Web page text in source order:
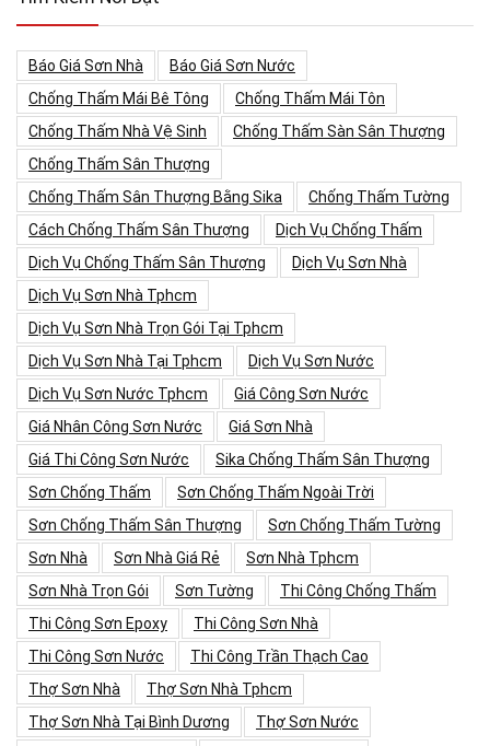
Báo Giá Sơn Nhà
Báo Giá Sơn Nước
Chống Thấm Mái Bê Tông
Chống Thấm Mái Tôn
Chống Thấm Nhà Vệ Sinh
Chống Thấm Sàn Sân Thượng
Chống Thấm Sân Thượng
Chống Thấm Sân Thượng Bằng Sika
Chống Thấm Tường
Cách Chống Thấm Sân Thượng
Dịch Vụ Chống Thấm
Dịch Vụ Chống Thấm Sân Thượng
Dịch Vụ Sơn Nhà
Dịch Vụ Sơn Nhà Tphcm
Dịch Vụ Sơn Nhà Trọn Gói Tại Tphcm
Dịch Vụ Sơn Nhà Tại Tphcm
Dịch Vụ Sơn Nước
Dịch Vụ Sơn Nước Tphcm
Giá Công Sơn Nước
Giá Nhân Công Sơn Nước
Giá Sơn Nhà
Giá Thi Công Sơn Nước
Sika Chống Thấm Sân Thượng
Sơn Chống Thấm
Sơn Chống Thấm Ngoài Trời
Sơn Chống Thấm Sân Thượng
Sơn Chống Thấm Tường
Sơn Nhà
Sơn Nhà Giá Rẻ
Sơn Nhà Tphcm
Sơn Nhà Trọn Gói
Sơn Tường
Thi Công Chống Thấm
Thi Công Sơn Epoxy
Thi Công Sơn Nhà
Thi Công Sơn Nước
Thi Công Trần Thạch Cao
Thợ Sơn Nhà
Thợ Sơn Nhà Tphcm
Thợ Sơn Nhà Tại Bình Dương
Thợ Sơn Nước